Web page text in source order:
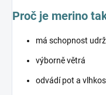
Proč je merino
má schopnost
výborně větrá
odvádí pot a